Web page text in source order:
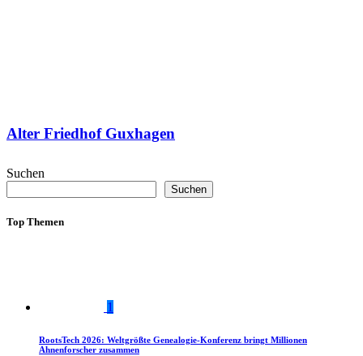
Alter Friedhof Guxhagen
Suchen
Suchen
Top Themen
1
RootsTech 2026: Weltgrößte Genealogie-Konferenz bringt Millionen
Ahnenforscher zusammen